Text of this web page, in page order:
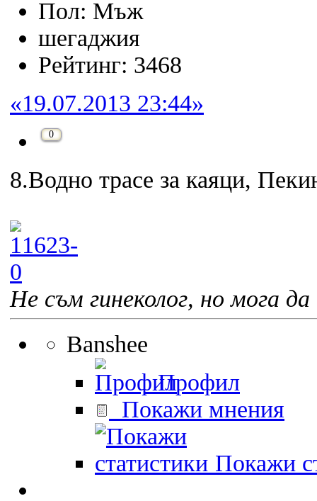
Пол:
шегаджия
Рейтинг: 3468
«19.07.2013 23:44»
0
8.Водно трасе за каяци,
Не съм гинеколог, но мога да
Banshee
Профил
Покажи мнения
Покажи